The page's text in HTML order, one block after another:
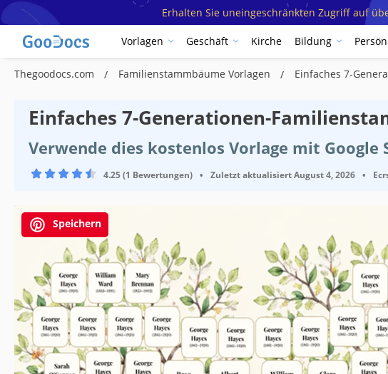
Erhalten Sie uneingeschränkten Zugriff auf
Vorlagen Geschäft Kirche Bildung
Thegoodocs.com Familienstammbäume Vorlagen Einfaches 7-
Einfaches 7-Generationen-
Verwende dies kostenlos Vorlage mit
4.25 (1 Bewertungen) • Zuletzt aktualisiertAugust 4, 2026 •
Speichern